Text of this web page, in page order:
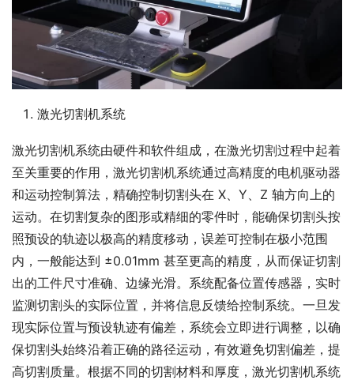
激光切割机系统
激光切割机系统由硬件和软件组成，在激光切割过程中起着
至关重要的作用，激光切割机系统通过高精度的电机驱动器
和运动控制算法，精确控制切割头在 X、Y、Z 轴方向上的
运动。在切割复杂的图形或精细的零件时，能确保切割头按
照预设的轨迹以极高的精度移动，误差可控制在极小范围
内，一般能达到 ±0.01mm 甚至更高的精度，从而保证切割
出的工件尺寸准确、边缘光滑。系统配备位置传感器，实时
监测切割头的实际位置，并将信息反馈给控制系统。一旦发
现实际位置与预设轨迹有偏差，系统会立即进行调整，以确
保切割头始终沿着正确的路径运动，有效避免切割偏差，提
高切割质量。根据不同的切割材料和厚度，激光切割机系统